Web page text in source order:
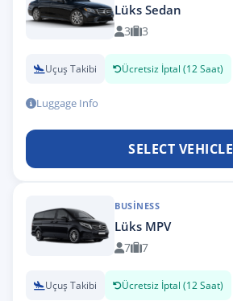
Lüks Sedan
3 3
Uçuş Takibi Ücretsiz İptal (12 Saat)
Luggage Info
SELECT VEHICLE
BUSINESS
Lüks MPV
7 7
Uçuş Takibi Ücretsiz İptal (12 Saat)